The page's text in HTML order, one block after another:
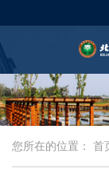
您所在的位置： 首